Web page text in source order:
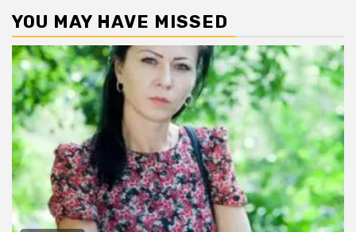
YOU MAY HAVE MISSED